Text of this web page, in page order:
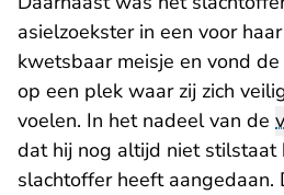
asielzoekster in een voor
kwetsbaar meisje en vond
op een plek waar zij zich
voelen. In het nadeel van de
dat hij nog altijd niet stilstaat
slachtoffer heeft aangedaan.